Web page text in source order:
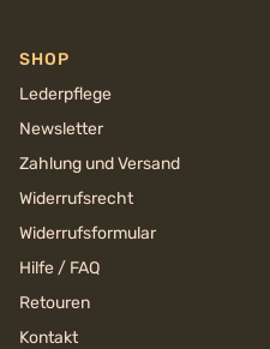
SHOP
Lederpflege
Newsletter
Zahlung und Versand
Widerrufsrecht
Widerrufsformular
Hilfe / FAQ
Retouren
Kontakt